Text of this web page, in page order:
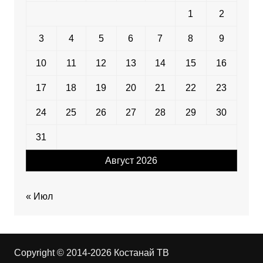
Август 2026
1 2
3 4 5 6 7 8 9
10 11 12 13 14 15 16
17 18 19 20 21 22 23
24 25 26 27 28 29 30
31
« Июл
Copyright © 2014-2026 Костанай ТВ